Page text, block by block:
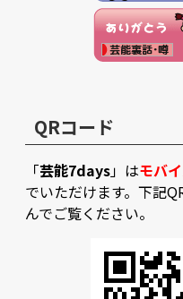
QRコード
「芸能7days」はモバ
でいただけます。下記
んでご覧ください。